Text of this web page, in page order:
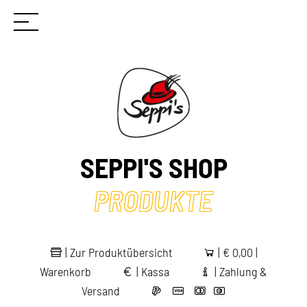
SEPPI'S SHOP
PRODUKTE
| Zur Produktübersicht | € 0,00 |
Warenkorb
| Kassa | Zahlung &
Versand